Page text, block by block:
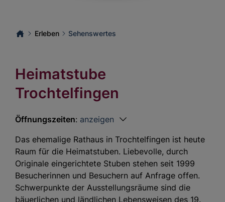
Sehenswertes
Erleben
Heimatstube
Trochtelfingen
Öffnungszeiten: anzeigen
Das ehemalige Rathaus in Trochtelfingen ist heute
Raum für die Heimatstuben. Liebevolle, durch
Originale eingerichtete Stuben stehen seit 1999
Besucherinnen und Besuchern auf Anfrage offen.
Schwerpunkte der Ausstellungsräume sind die
bäuerlichen und ländlichen Lebensweisen des 19.